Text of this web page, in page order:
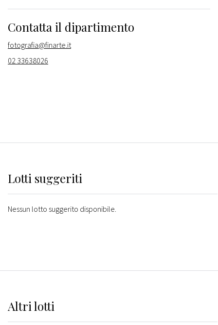
Contatta il dipartimento
fotografia@finarte.it
02 33638026
Lotti suggeriti
Nessun lotto suggerito disponibile.
Altrilotti